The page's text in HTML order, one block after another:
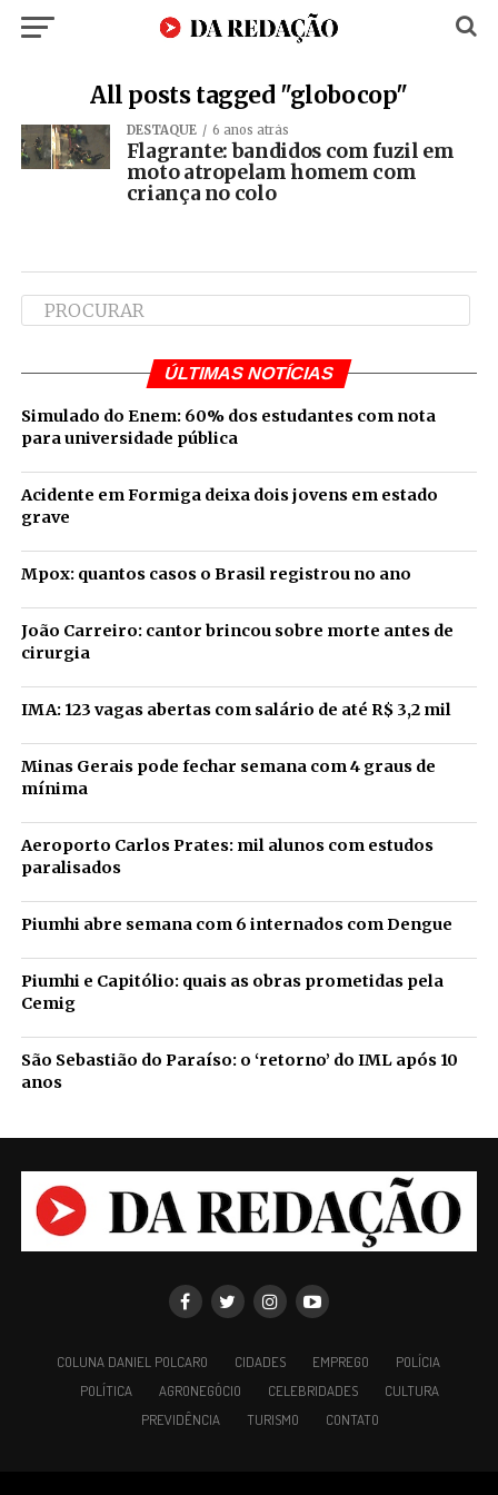
All posts tagged "globocop"
DESTAQUE 6 anos atrás
Flagrante: bandidos com fuzil em
moto atropelam homem com
criança no colo
ÚLTIMAS NOTÍCIAS
Simulado do Enem: 60% dos estudantes com nota
para universidade pública
Acidente em Formiga deixa dois jovens em estado
grave
Mpox: quantos casos o Brasil registrou no ano
João Carreiro: cantor brincou sobre morte antes de
cirurgia
IMA: 123 vagas abertas com salário de até R$ 3,2 mil
Minas Gerais pode fechar semana com 4 graus de
mínima
Aeroporto Carlos Prates: mil alunos com estudos
paralisados
Piumhi abre semana com 6 internados com Dengue
Piumhi e Capitólio: quais as obras prometidas pela
Cemig
São Sebastião do Paraíso: o ‘retorno’ do IML após 10
anos
COLUNA DANIEL POLCARO CIDADES EMPREGO
POLÍCIA
POLÍTICA
AGRONEGÓCIO CELEBRIDADES
CULTURA
PREVIDÊNCIA
TURISMO CONTATO